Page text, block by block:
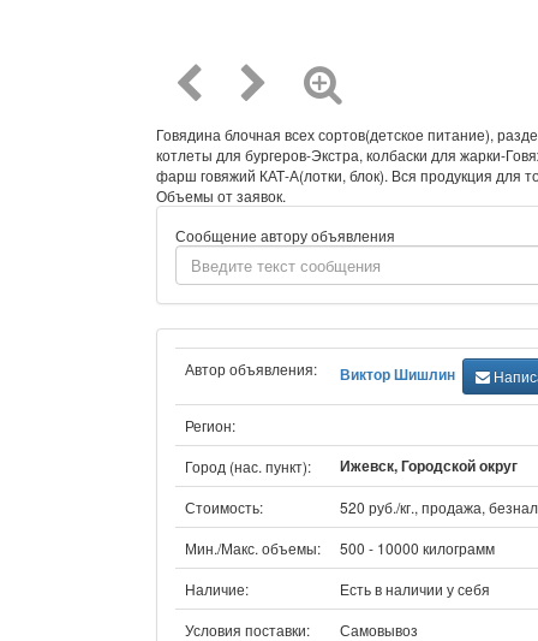
Говядина блочная всех сортов(детское питание),
котлеты для бургеров-Экстра, колбаски для жарки-
фарш говяжий КАТ-А(лотки, блок). Вся продукция для
Объемы от заявок.
Сообщение автору объявления
Автор объявления: Виктор Шишлин
Регион:
Город (нас. пункт):
Ижевск, Городской округ
Стоимость:
520 руб./кг., продажа,
Мин./Макс. объемы:
500 - 10000 килограмм
Наличие:
Есть в наличии у себя
Условия поставки:
Самовывоз